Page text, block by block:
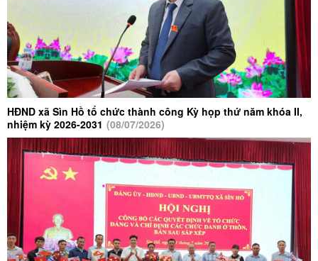
Khai mạc Hội nghị lần thứ ba Ban Chấp
hành Trung ương Đảng khóa XIV
Hỗ trợ khẩn cấp kinh phí cho tỉnh Lai Châu
khắc phục thiệt hại do mưa lũ gây ra
Đồng chí Giàng A Páo - Phó chủ tịch
UBND xã Sìn Hồ thăm tặng quà gia đình
chính sách người có công trên địa bàn xã
Hội nghị sơ kết công tác Công an xã Sìn
Hồ 6 tháng đầu năm 2026, triển khai
nhiệm vụ giải pháp 6 tháng cuối năm 2026
HĐND xã Sìn Hồ tổ chức thành công Kỳ họp thứ năm khóa II,
nhiệm kỳ 2026-2031 (08/07/2026)